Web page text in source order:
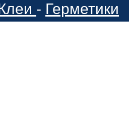
- Герметики